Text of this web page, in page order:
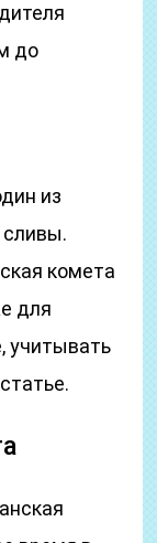
до
из
сливы.
комета
для
учитывать